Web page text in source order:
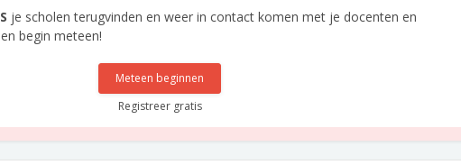
je scholen terugvinden en weer in contact komen met je docenten en
begin meteen!
Meteen beginnen
Registreer gratis